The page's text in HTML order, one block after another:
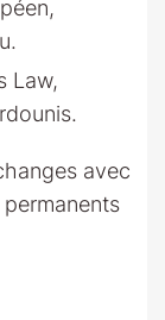
Law,
avec